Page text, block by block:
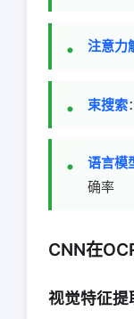
注意力
束搜索
语言模
确率
CNN在
视觉特征提